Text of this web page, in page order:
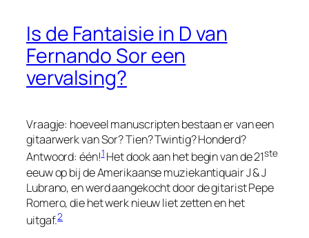
Is de Fantaisie in D van
Fernando Sor een
vervalsing?
Vraagje: hoeveel manuscripten bestaan er van een
gitaarwerk van Sor? Tien? Twintig? Honderd?
Antwoord: één!1Het dook aan het begin van de 21ste
eeuw op bij de Amerikaanse muziekantiquair J & J
Lubrano, en werd aangekocht door de gitarist Pepe
Romero, die het werk nieuw liet zetten en het
uitgaf.2